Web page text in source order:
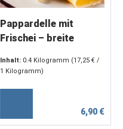
Pappardelle mit
Frischei – breite
servierfertig (2 x 200
Inhalt: 0.4 Kilogramm (17,25 € /
1 Kilogramm)
6,90 €